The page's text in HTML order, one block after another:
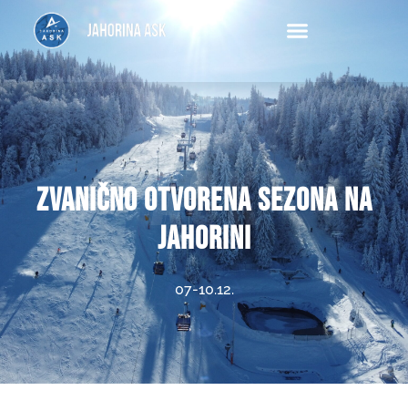
Ask
Zvanično otvorena sezona na
Jahorini
07-10.12.